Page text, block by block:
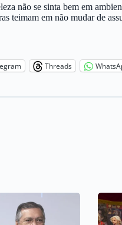
não se sinta bem em
teimam em não mudar de
Threads